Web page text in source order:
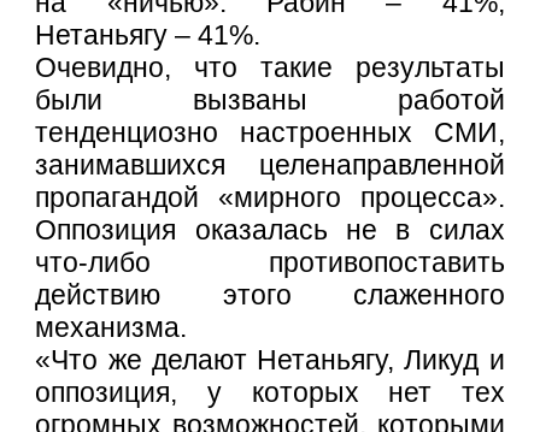
Нетаньягу – 41%.
Очевидно, что такие результаты
были вызваны работой
тенденциозно настроенных СМИ,
занимавшихся целенаправленной
пропагандой «мирного процесса».
Оппозиция оказалась не в силах
что-либо противопоставить
действию этого слаженного
механизма.
«Что же делают Нетаньягу, Ликуд и
оппозиция, у которых нет тех
огромных возможностей, которыми